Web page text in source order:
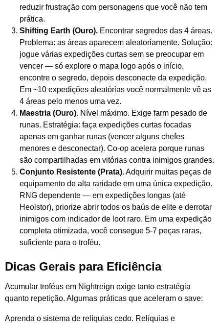
reduzir frustração com personagens que você não tem
prática.
Shifting Earth (Ouro). Encontrar segredos das 4 áreas.
Problema: as áreas aparecem aleatoriamente. Solução:
jogue várias expedições curtas sem se preocupar em
vencer — só explore o mapa logo após o início,
encontre o segredo, depois desconecte da expedição.
Em ~10 expedições aleatórias você normalmente vê as
4 áreas pelo menos uma vez.
Maestria (Ouro). Nível máximo. Exige farm pesado de
runas. Estratégia: faça expedições curtas focadas
apenas em ganhar runas (vencer alguns chefes
menores e desconectar). Co-op acelera porque runas
são compartilhadas em vitórias contra inimigos grandes.
Conjunto Resistente (Prata).Adquirir muitas peças de
equipamento de alta raridade em uma única expedição.
RNG dependente — em expedições longas (até
Heolstor), priorize abrir todos os baús de elite e derrotar
inimigos com indicador de loot raro. Em uma expedição
completa otimizada, você consegue 5-7 peças raras,
suficiente para o troféu.
Dicas Gerais para Eficiência
Acumular troféus em Nightreign exige tanto estratégia
quanto repetição. Algumas práticas que aceleram o save:
Aprenda o sistema de relíquias cedo. Relíquias e